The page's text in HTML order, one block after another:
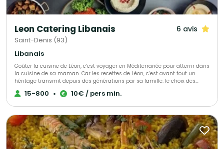
Leon Catering Libanais 6 avis
Saint-Denis (93)
Libanais
Goûter la cuisine de Léon, c’est voyager en Méditerranée pour atterrir dans
la cuisine de sa maman. Car les recettes de Léon, c‘est avant tout un
héritage transmit depuis des générations par sa famille: le choix des
ingrédients, la patience de laisser mijoter et surtout, la passion et l‘amour
du bien manger ! Ce que Leon propose, c‘est une cuisine familiale, des
15-800 • 10€ / pers min.